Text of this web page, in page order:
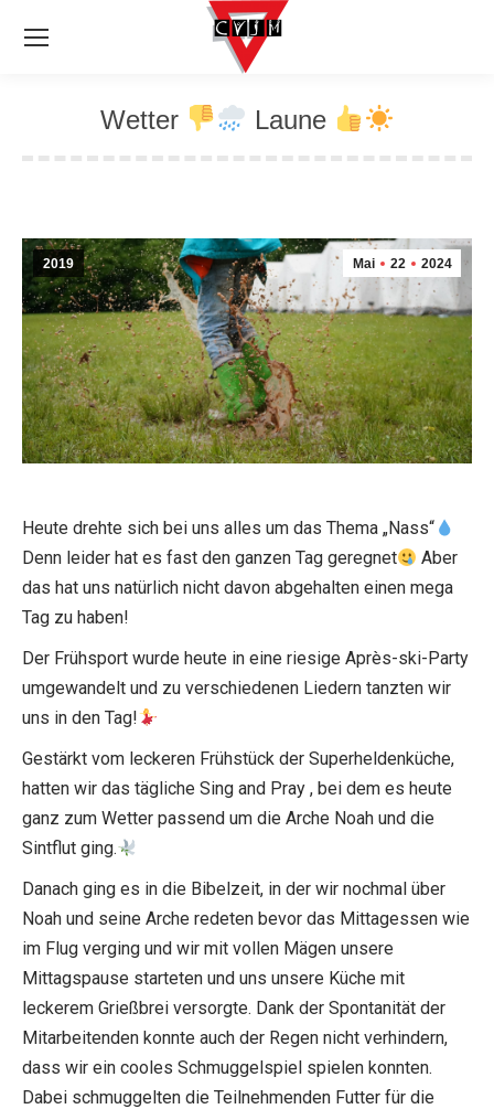
Wetter Laune
Mai 22 2024
2019
Heute drehte sich bei uns alles um das Thema „Nass“
Denn leider hat es fast den ganzen Tag geregnet
Aber
das hat uns natürlich nicht davon abgehalten einen mega
Tag zu haben!
Der Frühsport wurde heute in eine riesige Après-ski-Party
umgewandelt und zu verschiedenen Liedern tanzten wir
uns in den Tag!
Gestärkt vom leckeren Frühstück der Superheldenküche,
hatten wir das tägliche Sing and Pray , bei dem es heute
ganz zum Wetter passend um die Arche Noah und die
Sintflut ging.
Danach ging es in die Bibelzeit, in der wir nochmal über
Noah und seine Arche redeten bevor das Mittagessen wie
im Flug verging und wir mit vollen Mägen unsere
Mittagspause starteten und uns unsere Küche mit
leckerem Grießbrei versorgte. Dank der Spontanität der
Mitarbeitenden konnte auch der Regen nicht verhindern,
dass wir ein cooles Schmuggelspiel spielen konnten.
Dabei schmuggelten die Teilnehmenden Futter für die